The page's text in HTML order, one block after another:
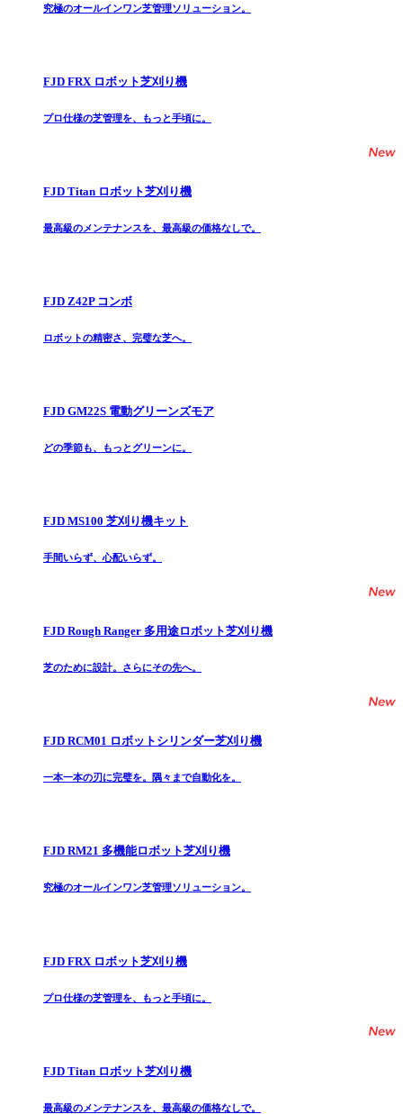
究極のオールインワン芝管理ソリューション。
FJD FRX ロボット芝刈り機
プロ仕様の芝管理を、もっと手頃に。
FJD Titan ロボット芝刈り機
最高級のメンテナンスを、最高級の価格なしで。
FJD Z42P コンボ
ロボットの精密さ、完璧な芝へ。
FJD GM22S 電動グリーンズモア
どの季節も、もっとグリーンに。
FJD MS100 芝刈り機キット
手間いらず、心配いらず。
FJD Rough Ranger 多用途ロボット芝刈り機
芝のために設計。さらにその先へ。
FJD RCM01 ロボットシリンダー芝刈り機
一本一本の刃に完璧を。隅々まで自動化を。
FJD RM21 多機能ロボット芝刈り機
究極のオールインワン芝管理ソリューション。
FJD FRX ロボット芝刈り機
プロ仕様の芝管理を、もっと手頃に。
FJD Titan ロボット芝刈り機
最高級のメンテナンスを、最高級の価格なしで。